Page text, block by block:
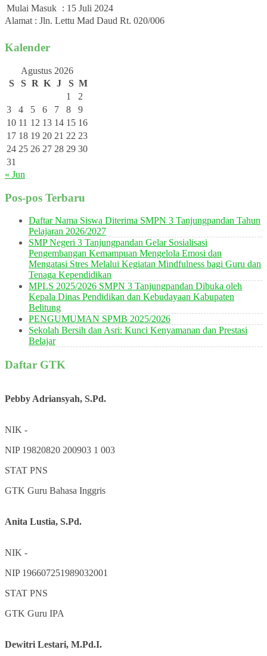
Mulai Masuk : 15 Juli 2024
Alamat : Jln. Lettu Mad Daud Rt. 020/006
Kalender
Agustus 2026
S
S R K J S M
1
2
3
4 5 6 7 8
9
10 11 12 13 14 15 16
17 18 19 20 21 22 23
24 25 26 27 28 29 30
31
« Jun
Pos-pos Terbaru
Daftar Nama Siswa Diterima SMPN 3 Tanjungpandan Tahun
Pelajaran 2026/2027
SMP Negeri 3 Tanjungpandan Gelar Sosialisasi
Pengembangan Kemampuan Mengelola Emosi dan
Mengatasi Stres Melalui Kegiatan Mindfulness bagi Guru dan
Tenaga Kependidikan
MPLS 2025/2026 SMPN 3 Tanjungpandan Dibuka oleh
Kepala Dinas Pendidikan dan Kebudayaan Kabupaten
Belitung
PENGUMUMAN SPMB 2025/2026
Sekolah Bersih dan Asri: Kunci Kenyamanan dan Prestasi
Belajar
Daftar GTK
Pebby Adriansyah, S.Pd.
NIK -
NIP 19820820 200903 1 003
STAT PNS
GTK Guru Bahasa Inggris
Anita Lustia, S.Pd.
NIK -
NIP 196607251989032001
STAT PNS
GTK Guru IPA
Dewitri Lestari, M.Pd.I.